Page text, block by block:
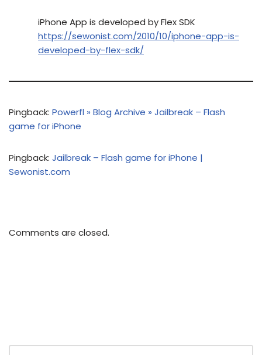
iPhone App is developed by Flex SDK
https://sewonist.com/2010/10/iphone-app-is-
developed-by-flex-sdk/
Pingback: Powerfl » Blog Archive » Jailbreak – Flash
game for iPhone
Pingback: Jailbreak – Flash game for iPhone |
Sewonist.com
Comments are closed.